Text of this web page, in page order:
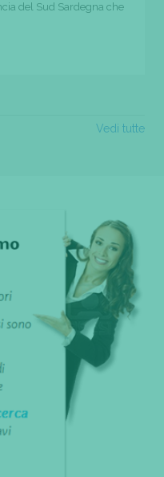
del Sud Sardegna che
Vedi tutte